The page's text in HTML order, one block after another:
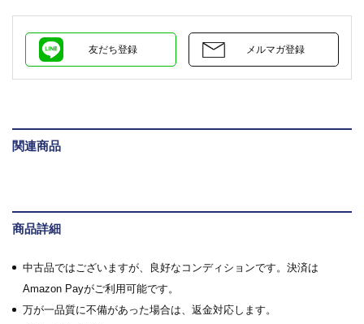
友だち登録 メルマガ登録
関連商品
商品詳細
中古品ではございますが、良好なコンディションです。決済は
Amazon Payがご利用可能です。
万が一品質に不備があった場合は、返金対応します。